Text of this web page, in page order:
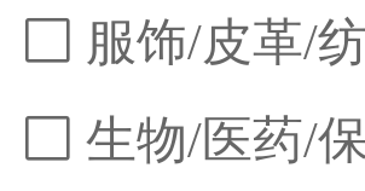
服饰/皮革/
生物/医药/